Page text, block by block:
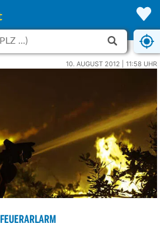
10. AUGUST 2012 | 11:58 UHR
FEUERARLARM